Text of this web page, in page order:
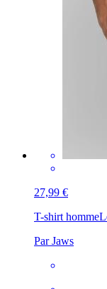
27,99 €
T-shirt homme
Par Jaws